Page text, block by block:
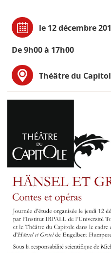
le 12 décembre
De 9h00 à 17h00
Théâtre du